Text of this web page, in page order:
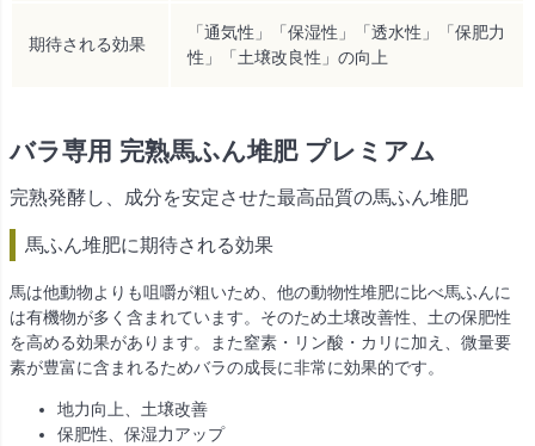
期待される効果
「通気性」「保湿性」「透水性」「保肥力
性」「土壌改良性」の向上
バラ専用 完熟馬ふん堆肥 プレミアム
完熟発酵し、成分を安定させた最高品質の馬ふん堆肥
馬ふん堆肥に期待される効果
馬は他動物よりも咀嚼が粗いため、他の動物性堆肥に比べ馬ふんに
は有機物が多く含まれています。そのため土壌改善性、土の保肥性
を高める効果があります。また窒素・リン酸・カリに加え、微量要
素が豊富に含まれるためバラの成長に非常に効果的です。
地力向上、土壌改善
保肥性、保湿力アップ